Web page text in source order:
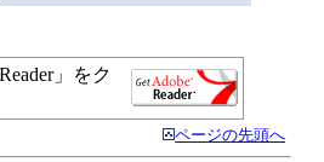
」をク
ページの先頭へ